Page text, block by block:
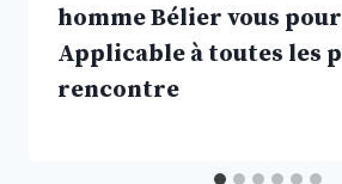
homme Bélier vous
Applicable à toutes les
rencontre